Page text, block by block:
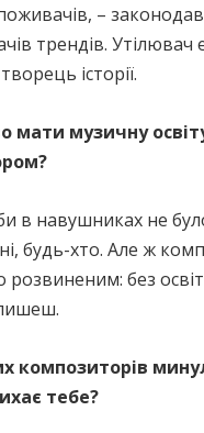
–
трендів. Утілювач
історії.
мати музичну
в навушниках не
будь-хто. Але ж
розвиненим: без
композиторів
тебе?